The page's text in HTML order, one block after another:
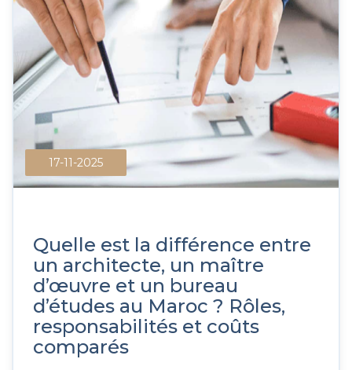
17-11-2025
Quelle est la différence entre
un architecte, un maître
d’œuvre et un bureau
d’études au Maroc ? Rôles,
responsabilités et coûts
comparés